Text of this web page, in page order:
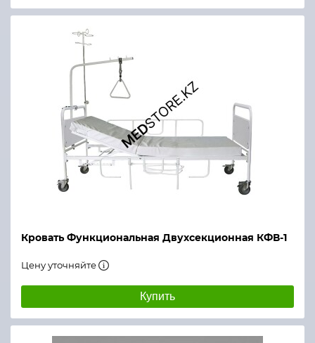
Кровать Функциональная Двухсекционная КФВ-1
Цену уточняйте
Купить